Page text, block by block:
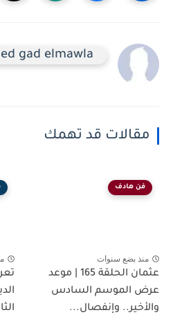
gad elmawla
مقالات قد تهمك
فن هادف
منذ بضع سنوات
عثمان الحلقة 165 | موعد
عرض الموسم السادس
والأخير.. وإنفصال...